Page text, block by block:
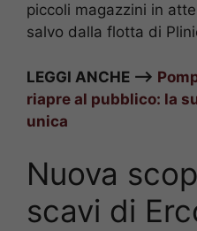
piccoli magazzini in
salvo dalla flotta di
LEGGI ANCHE –>
riapre al pubblico: la
unica
Nuova
scavi di